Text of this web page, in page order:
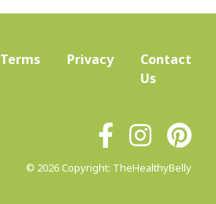
Terms Privacy
Contact
Us
© 2026 Copyright: TheHealthyBelly